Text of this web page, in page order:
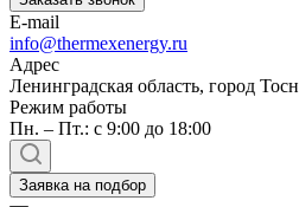
E-mail
info@thermexenergy.ru
Адрес
Ленинградская область, город
Режим работы
Пн. – Пт.: с 9:00 до 18:00
Заявка на подбор